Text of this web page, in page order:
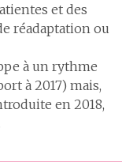
l’hôpital de
la logistique
les systèmes
et des
réadaptation ou
à un rythme
à 2017) mais,
en 2018,